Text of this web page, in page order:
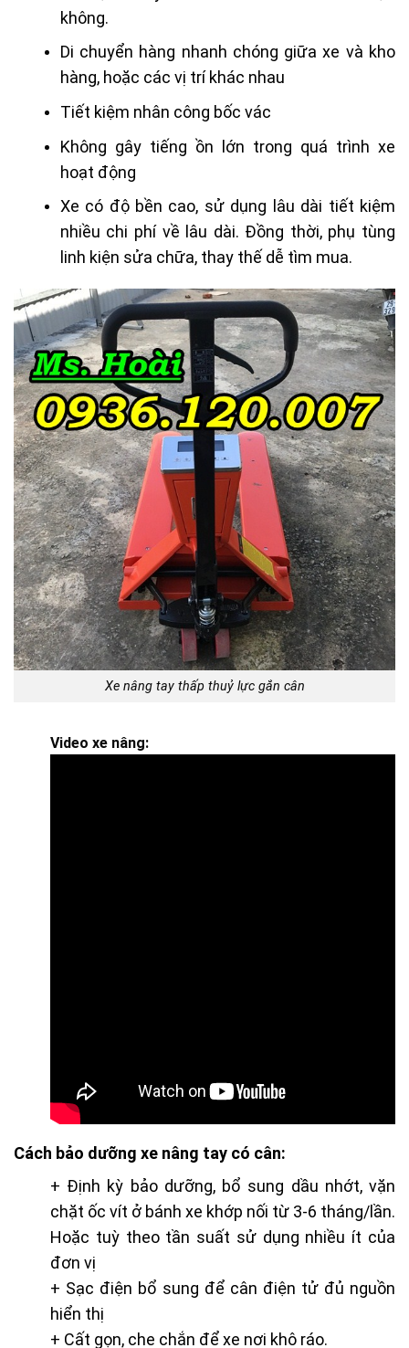
không.
Di chuyển hàng nhanh chóng giữa xe và kho
hàng, hoặc các vị trí khác nhau
Tiết kiệm nhân công bốc vác
Không gây tiếng ồn lớn trong quá trình xe
hoạt động
Xe có độ bền cao, sử dụng lâu dài tiết kiệm
nhiều chi phí về lâu dài. Đồng thời, phụ tùng
linh kiện sửa chữa, thay thế dễ tìm mua.
Xe nâng tay thấp thuỷ lực gắn cân
Video xe nâng:
Cách bảo dưỡng xe nâng tay có cân:
+ Định kỳ bảo dưỡng, bổ sung dầu nhớt, vặn
chặt ốc vít ở bánh xe khớp nối từ 3-6 tháng/lần.
Hoặc tuỳ theo tần suất sử dụng nhiều ít của
đơn vị
+ Sạc điện bổ sung để cân điện tử đủ nguồn
hiển thị
+ Cất gọn, che chắn để xe nơi khô ráo.